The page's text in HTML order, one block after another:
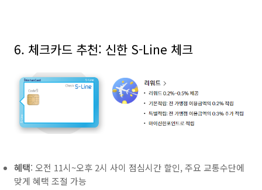
6. 체크카드 추천: 신한 S-Line 체크
혜택: 오전 11시~오후 2시 사이 점심시간 할인, 주요 교통수단에
맞게 혜택 조절 가능